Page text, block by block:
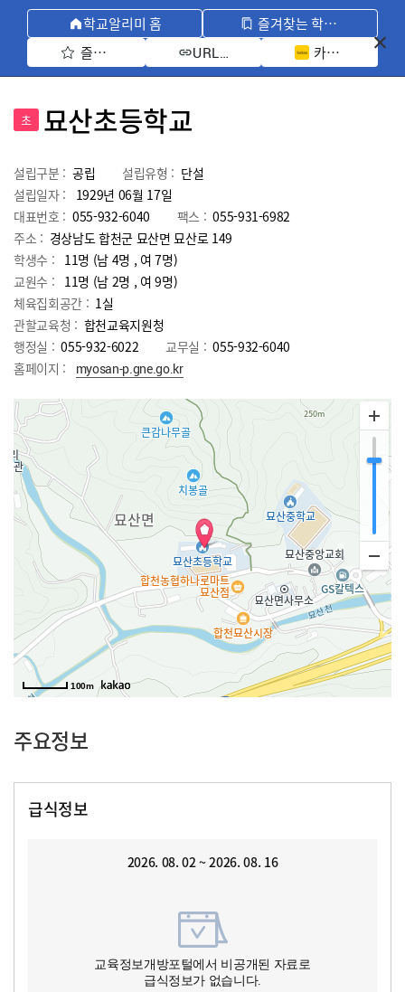
학교알리미 홈
즐겨찾는 학교 모아보기
즐겨찾기 선택
URL 복사 카카오톡 공유
초 묘산초등학교
설립구분 : 공립 설립유형 : 단설
설립일자 :
1929년 06월 17일
대표번호 : 055-932-6040 팩스 : 055-931-6982
주소 : 경상남도 합천군 묘산면 묘산로 149
학생수 : 11명 (남 4명 , 여 7명)
교원수 : 11명 (남 2명 , 여9명)
체육집회공간 : 1실
관할교육청 : 합천교육지원청
행정실 : 055-932-6022 교무실 : 055-932-6040
홈페이지 :
myosan-p.gne.go.kr
100m
주요정보
급식정보
2026. 08. 02 ~ 2026. 08. 16
교육정보개방포털에서 비공개된 자료로
급식정보가 없습니다.